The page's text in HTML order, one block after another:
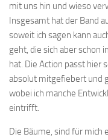
mit uns hin und wieso
Insgesamt hat der Band
soweit ich sagen kann
geht, die sich aber schon
hat. Die Action passt hier
absolut mitgefiebert und
wobei ich manche
eintrifft.
Die Bäume, sind für mich